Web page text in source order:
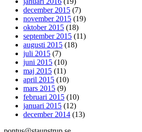
december 2015 (7)
november 2015 (19)
oktober 2015 (18)
september 2015 (11)
augusti 2015 (18)
juli 2015 (7)
juni 2015 (10)
maj 2015 (11)
april 2015 (10)
mars 2015 (9)
februari 2015 (10)
januari 2015 (12)
december 2014 (13)